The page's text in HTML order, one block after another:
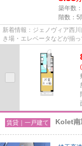
築年数
階数：5
新着情報：ジェノヴィア西
き場・エレベータなどが揃
賃貸｜一戸建て Kolet南